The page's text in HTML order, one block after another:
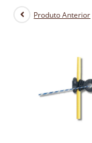
Produto Anterior